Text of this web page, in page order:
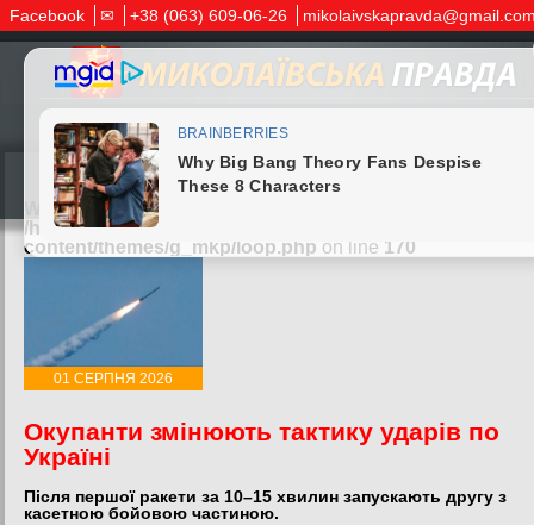
Facebook ✉ +38 (063) 609-06-26
Warning
: Undefined variable $post_id in
/home/nikpravd/nikpravda.com.ua/www/wp-
content/themes/g_mkp/loop.php on line 170
01 СЕРПНЯ 2026
Окупанти змінюють тактику ударів по
Україні
Після першої ракети за 10–15 хвилин запускають другу з
касетною бойовою частиною.